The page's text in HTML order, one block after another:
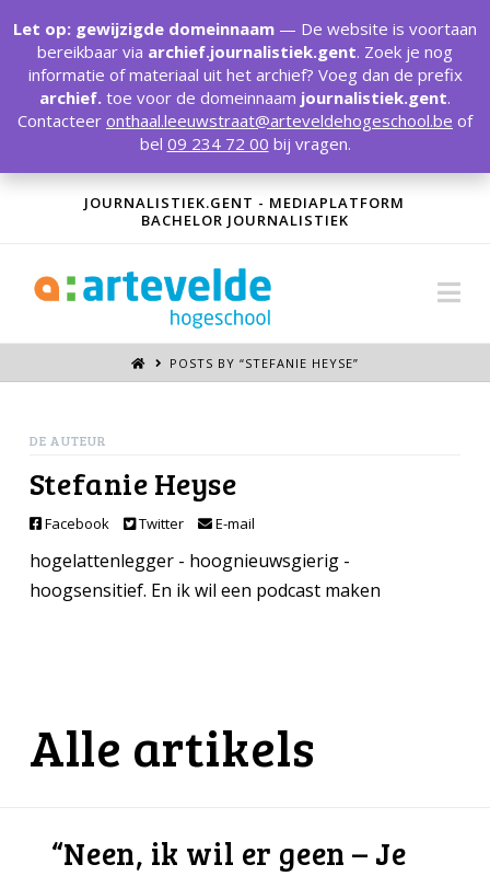
JOURNALISTIEK.GENT - MEDIAPLATFORM
BACHELOR JOURNALISTIEK
POSTS BY “STEFANIE HEYSE”
DE AUTEUR
Stefanie Heyse
Facebook Twitter E-mail
hogelattenlegger - hoognieuwsgierig -
hoogsensitief. En ik wil een podcast maken
Alle artikels
“Neen, ik wil er geen – Je
Let op: gewijzigde domeinnaam — De website is voortaan
bereikbaar via archief.journalistiek.gent. Zoek je nog
informatie of materiaal uit het archief? Voeg dan de prefix
archief. toe voor de domeinnaam journalistiek.gent.
Contacteer onthaal.leeuwstraat@arteveldehogeschool.be of
bel 09 234 72 00 bij vragen.